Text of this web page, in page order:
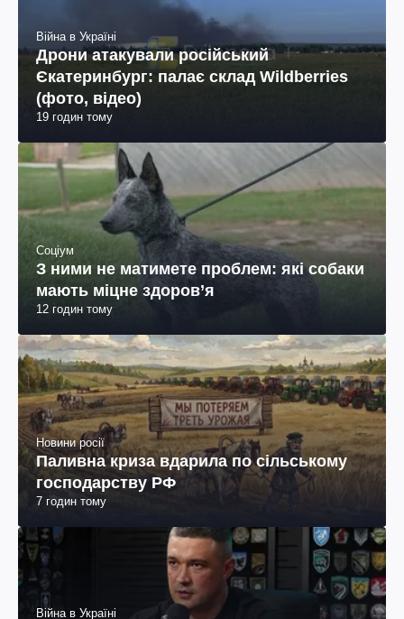
Соціум
З ними не матимете проблем: які собаки
мають міцне здоров’я
12 годин тому
Новини росії
Паливна криза вдарила по сільському
господарству РФ
7 годин тому
Війна в Україні
Реформа мобілізації від Федорова: як
позбутися масового розшуку і вирішити
проблему СЗЧ
17 годин тому
Інші новини